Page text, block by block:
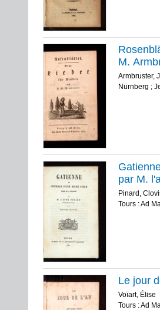
M.
Armbruster,
Nürnberg ;
par M.
Pinard,
Tours : Ad
Le jour
Voïart, Élise
Tours : Ad